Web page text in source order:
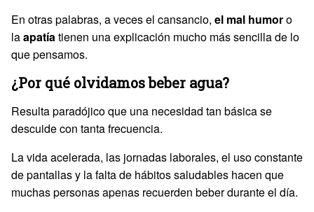
En otras palabras, a veces el cansancio, el mal humoro
laapatíatienen una explicación mucho más sencilla de lo
que pensamos.
¿Por qué olvidamos beber agua?
Resulta paradójico que una necesidad tan básica se
descuide con tanta frecuencia.
La vida acelerada, las jornadas laborales, el uso constante
de pantallas y la falta de hábitos saludables hacen que
muchas personas apenas recuerden beber durante el día.